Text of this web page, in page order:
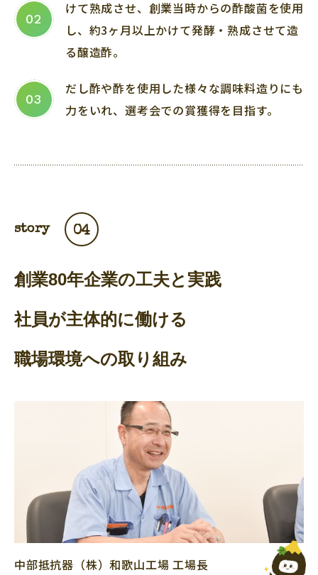
02
けて熟成させ、創業当時からの酢酸菌を使用
し、約3ヶ月以上かけて発酵・熟成させて造
る醸造酢。
03
だし酢や酢を使用した様々な調味料造りにも
力をいれ、選考会での賞獲得を目指す。
story 04
創業80年企業の工夫と実践
社員が主体的に働ける
職場環境への取り組み
中部抵抗器（株）和歌山工場工場長